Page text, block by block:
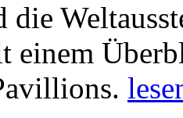
die
einem